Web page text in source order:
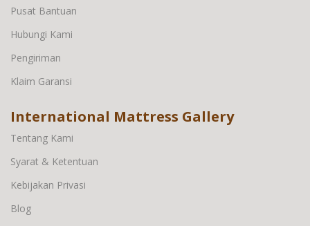
Pusat Bantuan
Hubungi Kami
Pengiriman
Klaim Garansi
International Mattress Gallery
Tentang Kami
Syarat & Ketentuan
Kebijakan Privasi
Blog